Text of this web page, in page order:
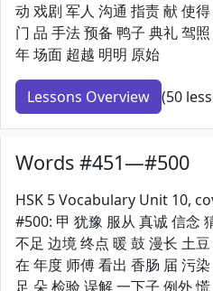
动 戏剧 军人 沟通 指责 献 使
门 品 手法 预备 鸭子 典礼 驾
年 场面 超越 明明 原始
Lessons Overview (50
Words #451—#500
HSK 5 Vocabulary Unit 10,
#500: 甲 犹豫 服从 真诚 信念
不足 边境 终点 暖 鼓 漫长 土
在 年度 师傅 看出 香肠 届 污
足 朵 检验 误解 一下子 例外